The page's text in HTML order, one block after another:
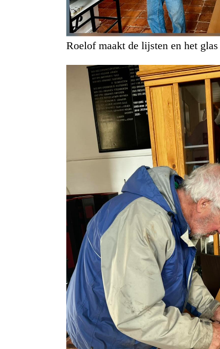
Roelof maakt de lijsten en het